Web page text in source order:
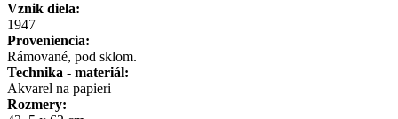
Vznik diela:
1947
Proveniencia:
Rámované, pod sklom.
Technika - materiál:
Akvarel na papieri
Rozmery: